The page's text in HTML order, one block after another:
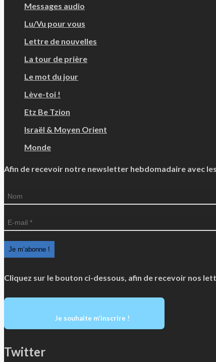
Messages audio
Lu/Vu pour vous
Lettre de nouvelles
La tour de prière
Le mot du jour
Lève-toi !
Etz Be Tzion
Israël & Moyen Orient
Monde
Afin de recevoir notre newsletter hebdomadaire avec
Cliquez sur le bouton ci-dessous, afin de recevoir nos
Je souhaite m’inscrire !
Twitter